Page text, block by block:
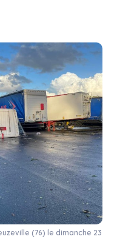
(76) le dimanche 23